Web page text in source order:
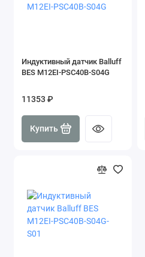
Индуктивный датчик Balluff
BES M12EI-PSC40B-S04G
11353 ₽
Купить